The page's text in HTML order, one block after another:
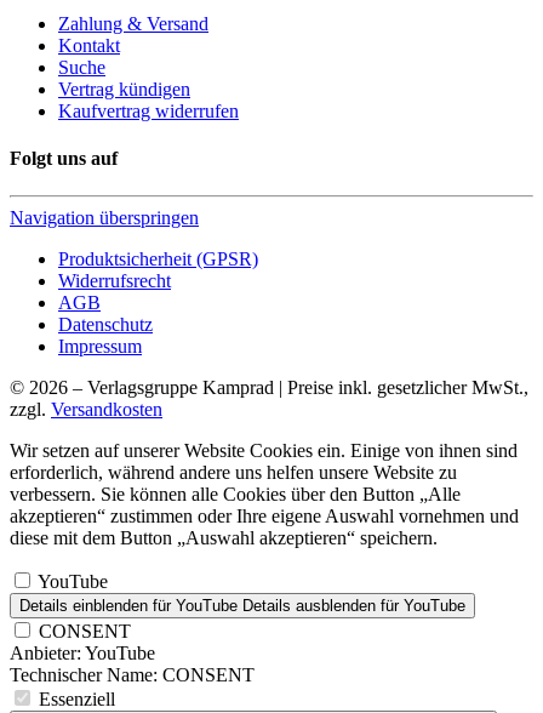
Zahlung & Versand
Kontakt
Suche
Vertrag kündigen
Kaufvertrag widerrufen
Folgt uns auf
Navigation überspringen
Produktsicherheit (GPSR)
Widerrufsrecht
AGB
Datenschutz
Impressum
© 2026 – Verlagsgruppe Kamprad | Preise inkl. gesetzlicher MwSt.,
zzgl. Versandkosten
Wir setzen auf unserer Website Cookies ein. Einige von ihnen sind
erforderlich, während andere uns helfen unsere Website zu
verbessern. Sie können alle Cookies über den Button „Alle
akzeptieren“ zustimmen oder Ihre eigene Auswahl vornehmen und
diese mit dem Button „Auswahl akzeptieren“ speichern.
YouTube
Details einblenden für YouTube Details ausblenden für YouTube
CONSENT
Anbieter: YouTube
Technischer Name: CONSENT
Essenziell